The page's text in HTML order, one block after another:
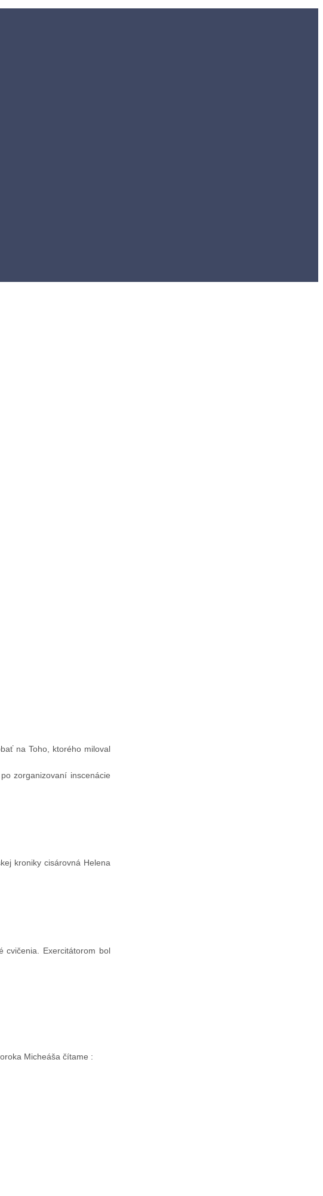
na Toho, ktorého miloval
zorganizovaní inscenácie
kroniky cisárovná Helena
cvičenia. Exercitátorom bol
Micheáša čítame :